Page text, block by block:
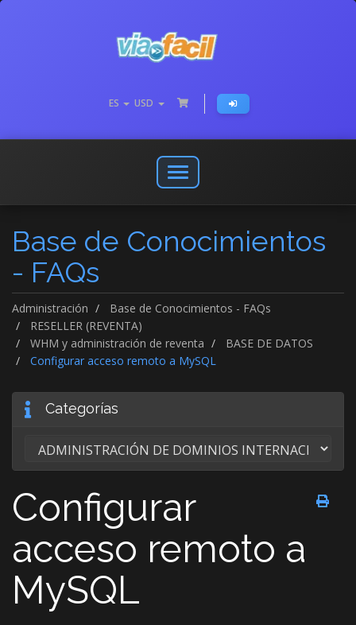
ES USD
Abrir
o
menú
de
Base de Conocimientos
- FAQs
Administración
Base de Conocimientos - FAQs
RESELLER (REVENTA)
WHM y administración de reventa
BASE DE DATOS
Configurar acceso remoto a MySQL
Categorías
Configurar
acceso remoto a
MySQL